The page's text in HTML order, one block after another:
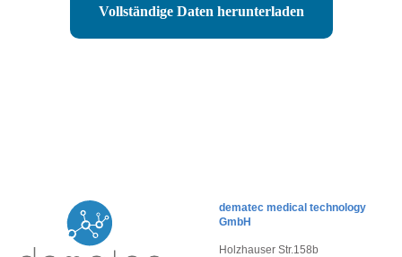
Vollständige Daten herunterladen
dematec medical technology
GmbH
Holzhauser Str.158b